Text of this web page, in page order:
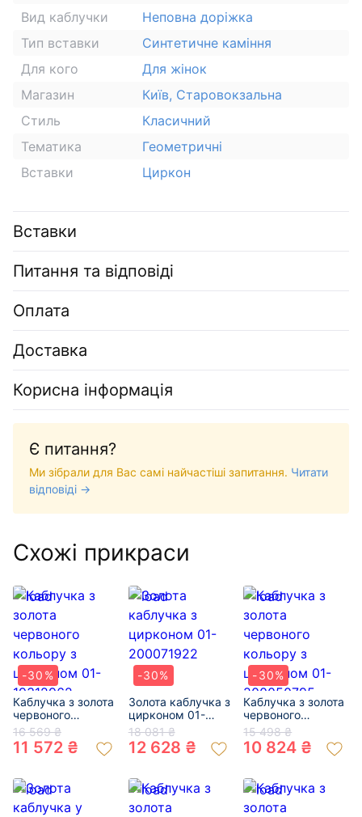
Вид каблучки
Неповна доріжка
Тип вставки
Синтетичне каміння
Для кого
Для жінок
Магазин
Київ, Старовокзальна
Стиль
Класичний
Тематика
Геометричні
Вставки
Циркон
Вставки
Питання та відповіді
Оплата
Доставка
Корисна інформація
Є питання?
Ми зібрали для Вас самі найчастіші запитання. Читати
відповіді →
Схожі прикраси
-30%
Каблучка з золота
червоного
кольору з
цирконом 01-
19312962
16 569 ₴
11 572 ₴
-30%
Золота каблучка з
цирконом 01-
200071922
18 081 ₴
12 628 ₴
-30%
Каблучка з золота
червоного
кольору з
цирконом 01-
200050795
15 498 ₴
10 824 ₴